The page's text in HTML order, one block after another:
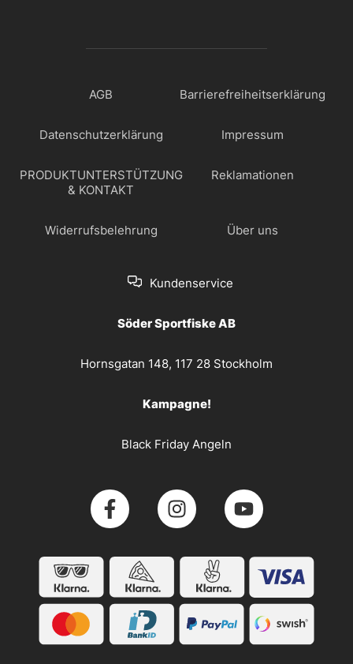
AGB Barrierefreiheitserklärung
Datenschutzerklärung Impressum
PRODUKTUNTERSTÜTZUNG
& KONTAKT
Reklamationen
Widerrufsbelehrung Über uns
Kundenservice
Söder Sportfiske AB
Hornsgatan 148, 117 28 Stockholm
Kampagne!
Black Friday Angeln